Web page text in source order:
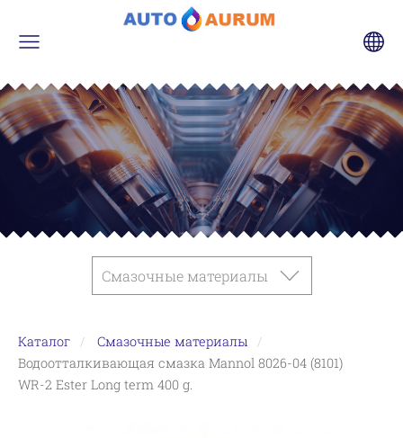
Смазочные материалы
Каталог
Смазочные материалы
Водоотталкивающая смазка Mannol 8026-04 (8101)
WR-2 Ester Long term 400 g.